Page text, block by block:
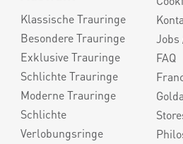
Klassische Trauringe
Besondere Trauringe
Exklusive Trauringe
Schlichte Trauringe
Moderne Trauringe
Schlichte
Verlobungsringe
FAQ